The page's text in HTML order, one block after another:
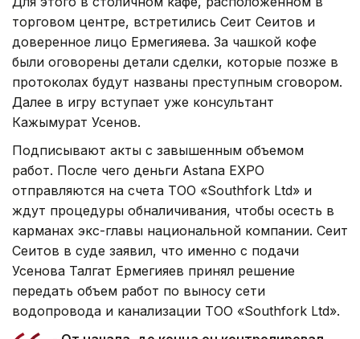
торговом центре, встретились Сеит Сеитов и
доверенное лицо Ермегияева. За чашкой кофе
были оговорены детали сделки, которые позже в
протоколах будут названы преступным сговором.
Далее в игру вступает уже консультант
Кажымурат Усенов.
Подписывают акты с завышенным объемом
работ. После чего деньги Astana EXPO
отправляются на счета ТОО «Southfork Ltd» и
ждут процедуры обналичивания, чтобы осесть в
карманах экс-главы национальной компании. Сеит
Сеитов в суде заявил, что именно с подачи
Усенова Талгат Ермегияев принял решение
передать объем работ по выносу сети
водопровода и канализации ТОО «Southfork Ltd».